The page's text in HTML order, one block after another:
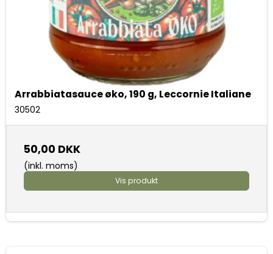
Arrabbiatasauce øko, 190 g, Leccornie Italiane
30502
50,00 DKK
(inkl. moms)
Vis produkt